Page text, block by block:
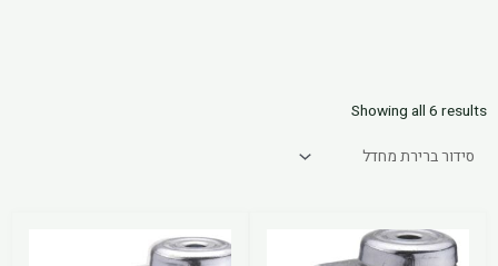
Showing all 6 results